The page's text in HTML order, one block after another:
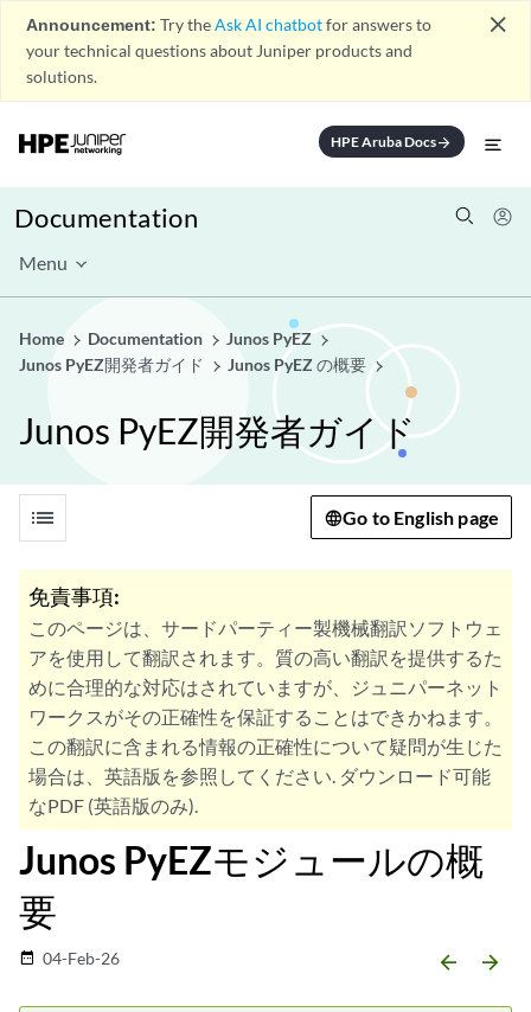
Announcement: Try theAsk AI chatbotfor answers to
your technical questions about Juniper products and
solutions.
close
HPE Aruba Docsarrow_forward
Documentation
Menu
Home Documentation
Junos PyEZ
Junos PyEZ開発者ガイド
Junos PyEZ の概要
Junos PyEZ開発者ガイド
list Go to English page
免責事項:
このページは、サードパーティー製機械翻訳ソフトウェ
アを使用して翻訳されます。質の高い翻訳を提供するた
めに合理的な対応はされていますが、ジュニパーネット
ワークスがその正確性を保証することはできかねます。
この翻訳に含まれる情報の正確性について疑問が生じた
場合は、英語版を参照してください. ダウンロード可能
なPDF (英語版のみ).
Junos PyEZモジュールの概
要
date_range 04-Feb-26 arrow_backward arrow_forward